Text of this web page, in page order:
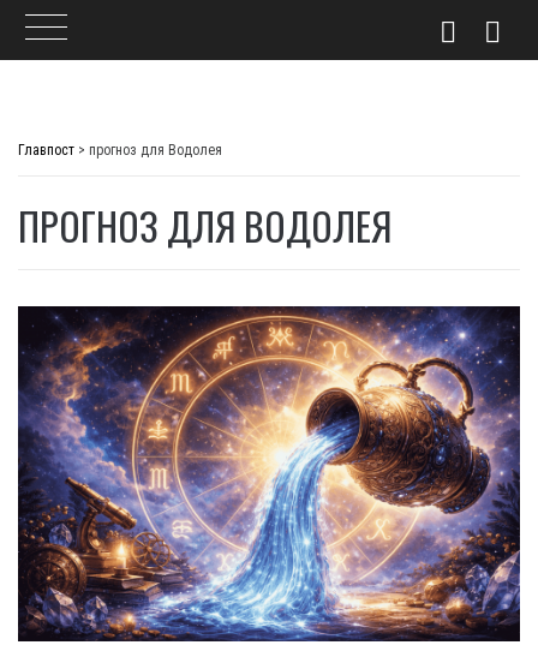
Главпост > прогноз для Водолея
ПРОГНОЗ ДЛЯ ВОДОЛЕЯ